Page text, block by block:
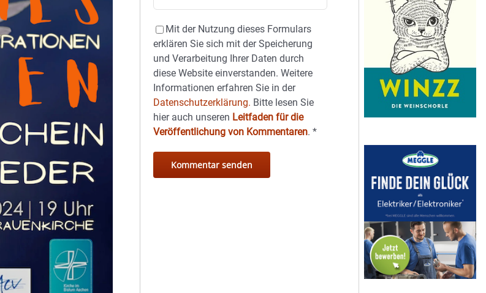
Mit der Nutzung dieses Formulars
erklären Sie sich mit der Speicherung
und Verarbeitung Ihrer Daten durch
diese Website einverstanden. Weitere
Informationen erfahren Sie in der
Datenschutzerklärung. Bitte lesen Sie
hier auch unseren Leitfaden für die
Veröffentlichung von Kommentaren.*